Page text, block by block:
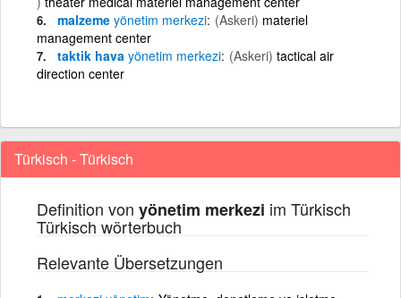
malzeme yönetim merkezi (Askeri) materiel
management center
taktik hava yönetim merkezi (Askeri) tactical air
direction center
Türkisch - Türkisch
Definition von yönetim merkezi im Türkisch
Türkisch wörterbuch
Relevante Übersetzungen